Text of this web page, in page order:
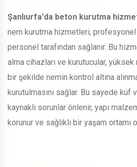
Şanlıurfa'da beton kurutma
nem kurutma hizmetleri,
personel tarafından sağlanır. Bu
alma cihazları ve kurutucular,
bir şekilde nemin kontrol altına
kurutulmasını sağlar. Bu sayede küf
kaynaklı sorunlar önlenir, yapı
korunur ve sağlıklı bir yaşam ortamı